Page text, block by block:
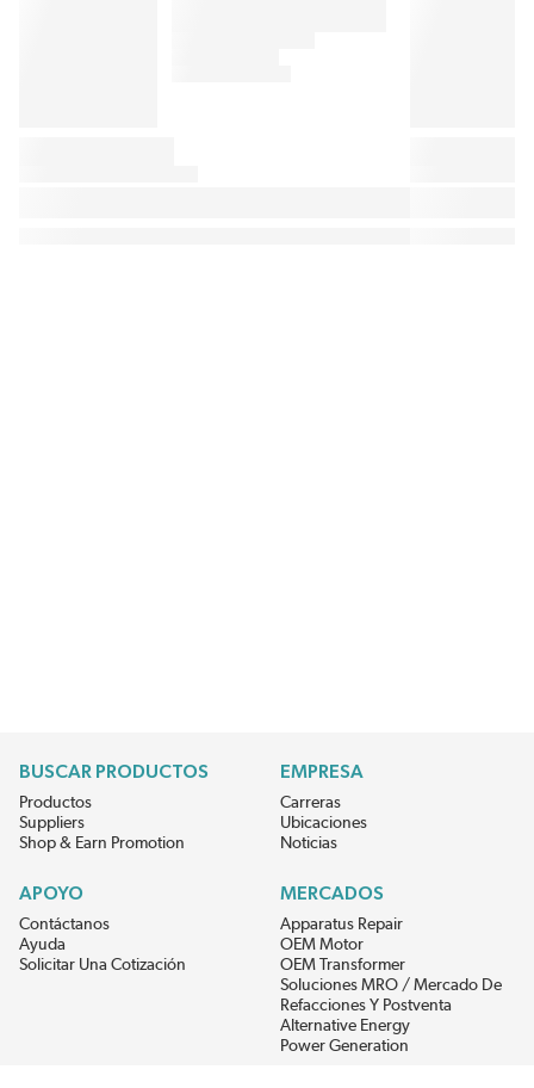
BUSCAR PRODUCTOS
Productos
Suppliers
Shop & Earn Promotion
EMPRESA
Carreras
Ubicaciones
Noticias
APOYO
Contáctanos
Ayuda
Solicitar Una Cotización
MERCADOS
Apparatus Repair
OEM Motor
OEM Transformer
Soluciones MRO / Mercado De
Refacciones Y Postventa
Alternative Energy
Power Generation